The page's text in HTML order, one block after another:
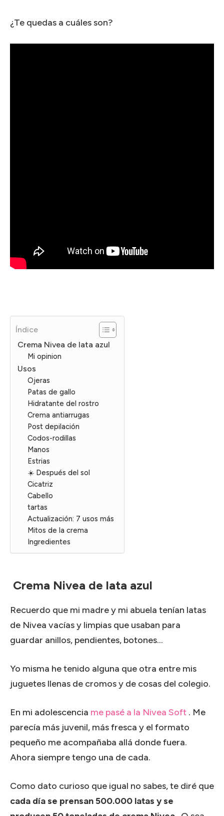
¿Te quedas a cuáles son?
Índice
Crema Nivea de lata azul
Mi opinion
Usos
Ojeras
Patas de gallo
Hidratante del rostro
Crema antiarrugas
Post depilación
Codos-rodillas
Manos
Estrias
☀️ Después del sol
Cicatriz
Cabello
tartas
Actualización: 7 usos más
Mitos de la crema
Ingredientes
Crema Nivea de lata azul
Recuerdo que mi madre y mi abuela tenían latas
de Nivea vacías y limpias que usaban para
guardar anillos, pendientes, botones…
Yo misma he tenido alguna que otra entre mis
juguetes llenas de cromos y de cosas del colegio.
En mi adolescencia me pasé a la Nivea Soft . Me
parecía más juvenil, más fresca y el formato
pequeño me acompañaba allá donde fuera.
Ahora siempre tengo una de cada.
Como dato curioso que igual no sabes, te diré que
cada día se prensan 500.000 latas y se